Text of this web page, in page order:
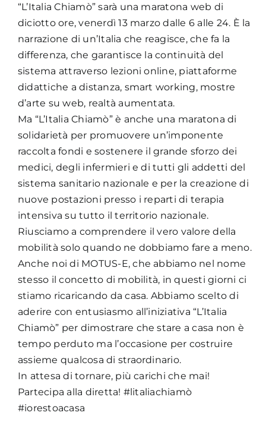
“L’Italia Chiamò” sarà una maratona web di
diciotto ore, venerdì 13 marzo dalle 6 alle 24. È la
narrazione di un’Italia che reagisce, che fa la
differenza, che garantisce la continuità del
sistema attraverso lezioni online, piattaforme
didattiche a distanza, smart working, mostre
d’arte su web, realtà aumentata.
Ma “L’Italia Chiamò” è anche una maratona di
solidarietà per promuovere un’imponente
raccolta fondi e sostenere il grande sforzo dei
medici, degli infermieri e di tutti gli addetti del
sistema sanitario nazionale e per la creazione di
nuove postazioni presso i reparti di terapia
intensiva su tutto il territorio nazionale.
Riusciamo a comprendere il vero valore della
mobilità solo quando ne dobbiamo fare a meno.
Anche noi di MOTUS-E, che abbiamo nel nome
stesso il concetto di mobilità, in questi giorni ci
stiamo ricaricando da casa. Abbiamo scelto di
aderire con entusiasmo all’iniziativa “L’Italia
Chiamò” per dimostrare che stare a casa non è
tempo perduto ma l’occasione per costruire
assieme qualcosa di straordinario.
In attesa di tornare, più carichi che mai!
Partecipa alla diretta! #litaliachiamò
#iorestoacasa